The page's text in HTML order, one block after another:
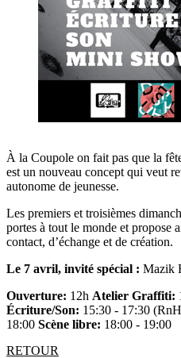
À la Coupole on fait pas que la
est un nouveau concept qui veut
autonome de jeunesse.
Les premiers et troisièmes
portes à tout le monde et propose
contact, d’échange et de création.
Le 7 avril, invité spécial : Mazik
Ouverture: 12h Atelier Graffiti:
Écriture/Son: 15:30 - 17:30
18:00 Scène libre: 18:00 - 19:00
RETOUR